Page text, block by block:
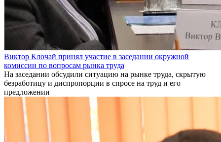
Виктор Клочай принял участие в заседании окружной
комиссии по вопросам рынка труда
На заседании обсудили ситуацию на рынке труда, скрытую
безработицу и диспропорции в спросе на труд и его
предложении